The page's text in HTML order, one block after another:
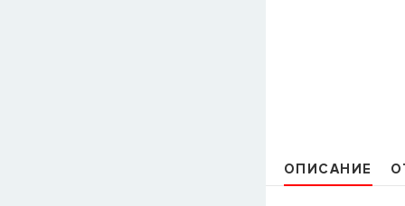
ОПИСАНИЕ